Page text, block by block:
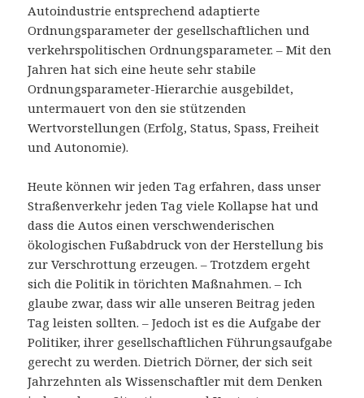
Autoindustrie entsprechend adaptierte
Ordnungsparameter der gesellschaftlichen und
verkehrspolitischen Ordnungsparameter. – Mit den
Jahren hat sich eine heute sehr stabile
Ordnungsparameter-Hierarchie ausgebildet,
untermauert von den sie stützenden
Wertvorstellungen (Erfolg, Status, Spass, Freiheit
und Autonomie).
Heute können wir jeden Tag erfahren, dass unser
Straßenverkehr jeden Tag viele Kollapse hat und
dass die Autos einen verschwenderischen
ökologischen Fußabdruck von der Herstellung bis
zur Verschrottung erzeugen. – Trotzdem ergeht
sich die Politik in törichten Maßnahmen. – Ich
glaube zwar, dass wir alle unseren Beitrag jeden
Tag leisten sollten. – Jedoch ist es die Aufgabe der
Politiker, ihrer gesellschaftlichen Führungsaufgabe
gerecht zu werden. Dietrich Dörner, der sich seit
Jahrzehnten als Wissenschaftler mit dem Denken